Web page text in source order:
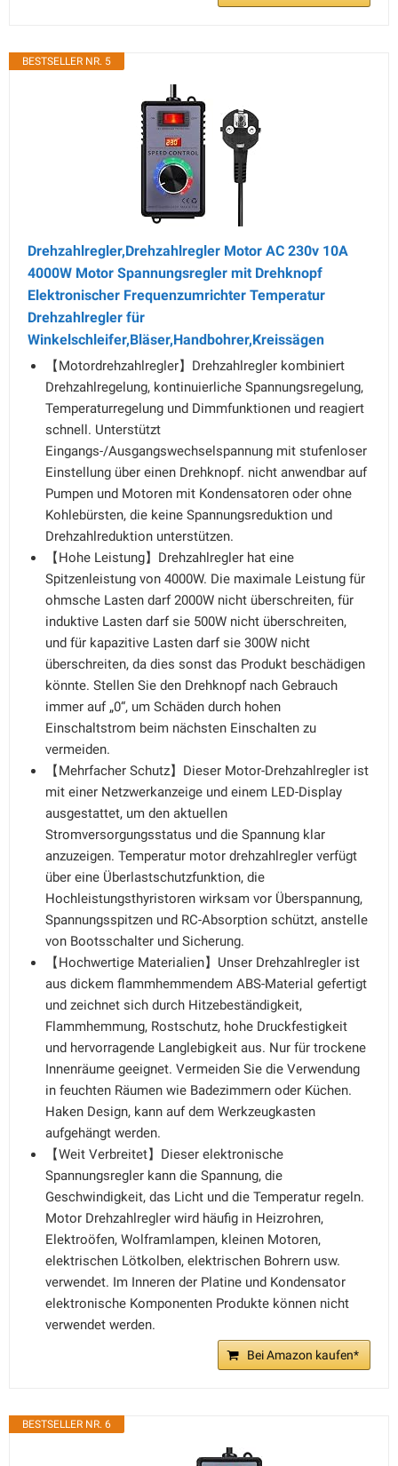
BESTSELLER NR. 5
Drehzahlregler,Drehzahlregler Motor AC 230v 10A
4000W Motor Spannungsregler mit Drehknopf
Elektronischer Frequenzumrichter Temperatur
Drehzahlregler für
Winkelschleifer,Bläser,Handbohrer,Kreissägen
【Motordrehzahlregler】Drehzahlregler kombiniert
Drehzahlregelung, kontinuierliche Spannungsregelung,
Temperaturregelung und Dimmfunktionen und reagiert
schnell. Unterstützt
Eingangs-/Ausgangswechselspannung mit stufenloser
Einstellung über einen Drehknopf. nicht anwendbar auf
Pumpen und Motoren mit Kondensatoren oder ohne
Kohlebürsten, die keine Spannungsreduktion und
Drehzahlreduktion unterstützen.
【Hohe Leistung】Drehzahlregler hat eine
Spitzenleistung von 4000W. Die maximale Leistung für
ohmsche Lasten darf 2000W nicht überschreiten, für
induktive Lasten darf sie 500W nicht überschreiten,
und für kapazitive Lasten darf sie 300W nicht
überschreiten, da dies sonst das Produkt beschädigen
könnte. Stellen Sie den Drehknopf nach Gebrauch
immer auf „0“, um Schäden durch hohen
Einschaltstrom beim nächsten Einschalten zu
vermeiden.
【Mehrfacher Schutz】Dieser Motor-Drehzahlregler ist
mit einer Netzwerkanzeige und einem LED-Display
ausgestattet, um den aktuellen
Stromversorgungsstatus und die Spannung klar
anzuzeigen. Temperatur motor drehzahlregler verfügt
über eine Überlastschutzfunktion, die
Hochleistungsthyristoren wirksam vor Überspannung,
Spannungsspitzen und RC-Absorption schützt, anstelle
von Bootsschalter und Sicherung.
【Hochwertige Materialien】Unser Drehzahlregler ist
aus dickem flammhemmendem ABS-Material gefertigt
und zeichnet sich durch Hitzebeständigkeit,
Flammhemmung, Rostschutz, hohe Druckfestigkeit
und hervorragende Langlebigkeit aus. Nur für trockene
Innenräume geeignet. Vermeiden Sie die Verwendung
in feuchten Räumen wie Badezimmern oder Küchen.
Haken Design, kann auf dem Werkzeugkasten
aufgehängt werden.
【Weit Verbreitet】Dieser elektronische
Spannungsregler kann die Spannung, die
Geschwindigkeit, das Licht und die Temperatur regeln.
Motor Drehzahlregler wird häufig in Heizrohren,
Elektroöfen, Wolframlampen, kleinen Motoren,
elektrischen Lötkolben, elektrischen Bohrern usw.
verwendet. Im Inneren der Platine und Kondensator
elektronische Komponenten Produkte können nicht
verwendet werden.
Bei Amazon kaufen*
BESTSELLER NR. 6